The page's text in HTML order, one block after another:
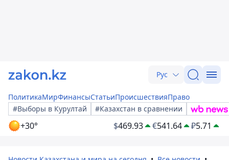
Рус
ПолитикаМирФинансыСтатьиПроисшествияПраво
#Выборы в Курултай
#Казахстан в сравнении
+30° $469.93 €541.64 ₽5.71